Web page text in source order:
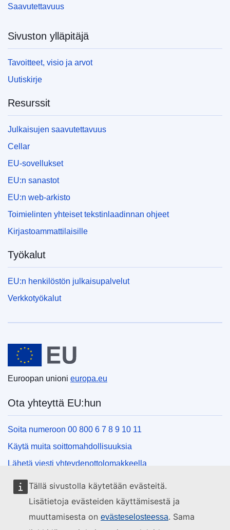
Tällä sivustolla käytetään evästeitä.
Lisätietoja evästeiden käyttämisestä ja
muuttamisesta on evästeselosteessa. Sama
Saavutettavuus
Sivuston ylläpitäjä
Tavoitteet, visio ja arvot
Uutiskirje
Resurssit
Julkaisujen saavutettavuus
Cellar
EU-sovellukset
EU:n sanastot
EU:n web-arkisto
Toimielinten yhteiset tekstinlaadinnan ohjeet
Kirjastoammattilaisille
Työkalut
EU:n henkilöstön julkaisupalvelut
Verkkotyökalut
Euroopan unioni
Euroopan unioni europa.eu
Ota yhteyttä EU:hun
Soita numeroon 00 800 6 7 8 9 10 11
Käytä muita soittomahdollisuuksia
Lähetä viesti yhteydenottolomakkeella
Käy EU:n tiedotuspisteessä
Sosiaalinen media